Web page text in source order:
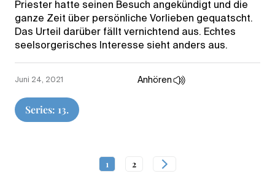
Priester hatte seinen Besuch angekündigt und die
ganze Zeit über persönliche Vorlieben gequatscht.
Das Urteil darüber fällt vernichtend aus. Echtes
seelsorgerisches Interesse sieht anders aus.
Series: 13.
Juni 24, 2021 Anhören
1 2